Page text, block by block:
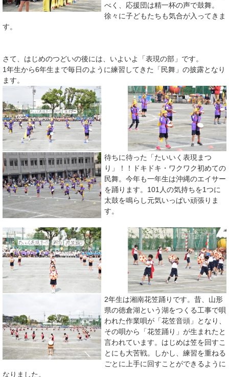
べく、応援団は精一杯の声で鼓舞。
徐々に子どもたちも気合が入ってきま
す。
さて、はじめのつどいの後には、いよいよ「表現の部」です。
1年生から6年生まで毎日のように練習してきた「民舞」の披露となり
ます。
待ちに待った「たいいく表現まつ
り」！！ドキドキ・ワクワク初めての
民舞。今年も一年生は沖縄のエイサー
を踊ります。101人の気持ちを1つに
太鼓を鳴らし元気いっぱい頑張りま
す。
2年生は湘南花笠踊りです。昔、山形
県の徳倉湖という湖をつくる工事で唄
われた作業唄が「花笠音頭」となり、
その唄から「花笠踊り」が生まれたと
言われています。はじめは笠を回すこ
とにも大苦戦。しかし、練習を重ねる
ごとに上手に回すことができるように
なりました。